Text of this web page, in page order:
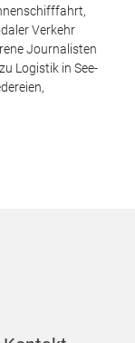
Verkehr
Journalisten
Logistik in See-